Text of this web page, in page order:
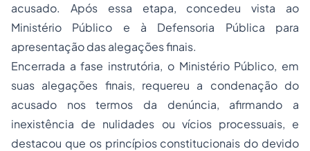
acusado. Após essa etapa, concedeu vista ao
Ministério Público e à Defensoria Pública para
apresentação das alegações finais.
Encerrada a fase instrutória, o Ministério Público, em
suas alegações finais, requereu a condenação do
acusado nos termos da denúncia, afirmando a
inexistência de nulidades ou vícios processuais, e
destacou que os princípios constitucionais do devido